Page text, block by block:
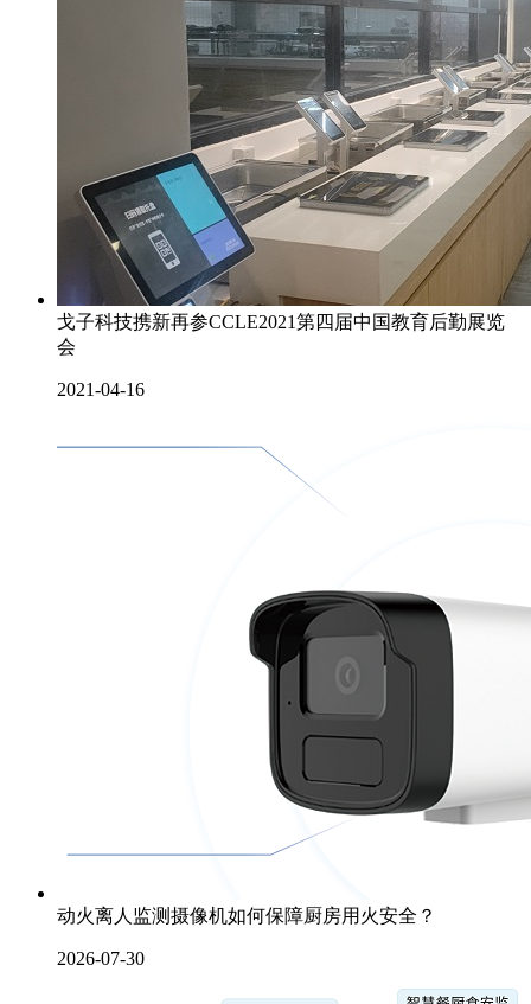
戈子科技携新再参CCLE2021第四届中国教育后勤展览
会
2021-04-16
动火离人监测摄像机如何保障厨房用火安全？
2026-07-30